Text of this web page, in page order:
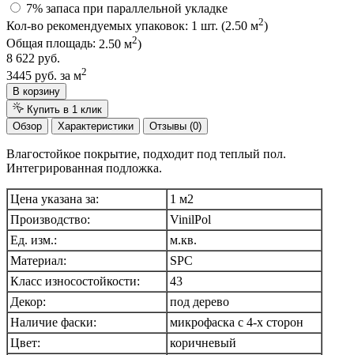
7% запаса при параллельной укладке
Кол-во рекомендуемых упаковок: 1 шт. (2.50 м2)
Общая площадь: 2.50 м2)
8 622 руб.
3445 руб. за м2
В корзину
Купить в 1 клик
Обзор
Характеристики Отзывы (0)
Влагостойкое покрытие, подходит под теплый пол.
Интегрированная подложка.
Цена указана за:
1 м2
Производство:
VinilPol
Ед. изм.:
м.кв.
Материал:
SPC
Класс износостойкости:
43
Декор:
под дерево
Наличие фаски:
микрофаска с 4-х сторон
Цвет:
коричневый